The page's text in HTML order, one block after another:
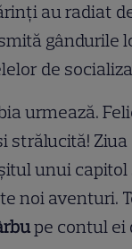
au radiat
gândurile
de
urmează.
strălucită! Ziua
unui
noi aventuri.
pe contul ei